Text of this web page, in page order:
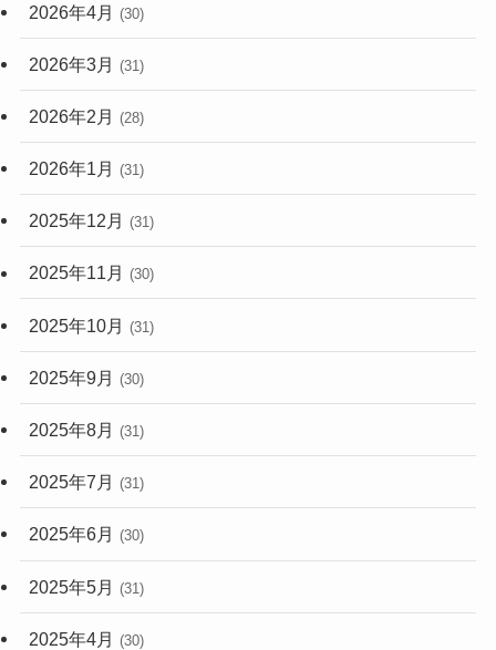
2026年4月 (30)
2026年3月 (31)
2026年2月 (28)
2026年1月 (31)
2025年12月 (31)
2025年11月 (30)
2025年10月 (31)
2025年9月 (30)
2025年8月 (31)
2025年7月 (31)
2025年6月 (30)
2025年5月 (31)
2025年4月 (30)